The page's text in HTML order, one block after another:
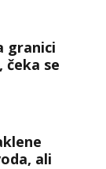
granici
čeka se
ali